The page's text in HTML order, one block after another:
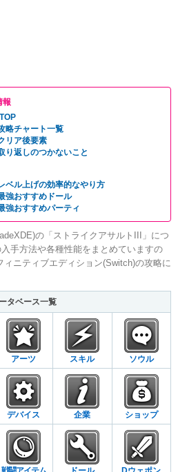
報
略チャート一覧
リア後要素
り返しのつかないこと
ベル上げの効率的なやり方
強おすすめドール
強おすすめパーティ
の「ストライクアサルトIII」につ
手方法や各種性能をまとめていますの
ニティブエディション(Switch)の攻略に
タベース一覧
アーツ スキル ソウル
デバイス 企業 ショップ